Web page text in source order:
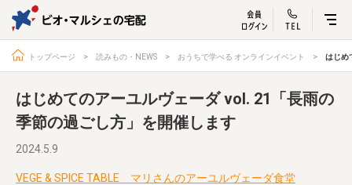
ビオ・マルシェ
宅配サービス紹介 有機野菜の お試しセッ
入
読みもの・NEWS
トップページ 読みもの・NEWS おうちで学べる オンラインイベント はじめ
はじめてのアーユルヴェーダ vol. 21「長雨の
季節の過ごし方」を開催します
2024.5.9
VEGE & SPICE TABLE マリさんのアーユルヴェーダ食堂